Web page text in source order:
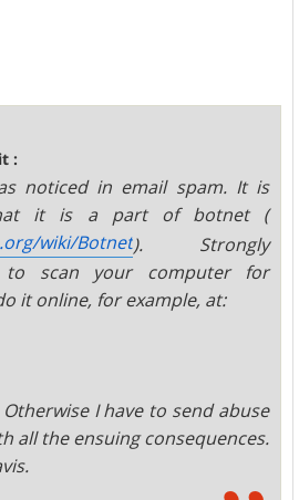
:
noticed in email spam. It is
it is a part of botnet (
wiki/Botnet). Strongly
to scan your computer for
it online, for example, at:
I have to send abuse
all the ensuing consequences.